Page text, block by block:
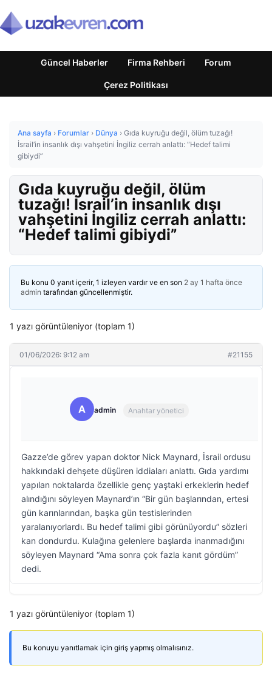
Güncel Haberler Firma Rehberi Forum
Çerez Politikası
Ana sayfa › Forumlar › Dünya › Gıda kuyruğu değil, ölüm tuzağı!
İsrail’in insanlık dışı vahşetini İngiliz cerrah anlattı: “Hedef talimi
gibiydi”
Gıda kuyruğu değil, ölüm
tuzağı! İsrail’in insanlık dışı
vahşetini İngiliz cerrah anlattı:
“Hedef talimi gibiydi”
Bu konu 0 yanıt içerir, 1 izleyen vardır ve en son 2 ay 1 hafta önce
admin tarafından güncellenmiştir.
1 yazı görüntüleniyor (toplam 1)
01/06/2026: 9:12 am #21155
A admin Anahtar yönetici
Gazze’de görev yapan doktor Nick Maynard, İsrail ordusu
hakkındaki dehşete düşüren iddiaları anlattı. Gıda yardımı
yapılan noktalarda özellikle genç yaştaki erkeklerin hedef
alındığını söyleyen Maynard’ın “Bir gün başlarından, ertesi
gün karınlarından, başka gün testislerinden
yaralanıyorlardı. Bu hedef talimi gibi görünüyordu” sözleri
kan dondurdu. Kulağına gelenlere başlarda inanmadığını
söyleyen Maynard “Ama sonra çok fazla kanıt gördüm”
dedi.
1 yazı görüntüleniyor (toplam 1)
Bu konuyu yanıtlamak için giriş yapmış olmalısınız.